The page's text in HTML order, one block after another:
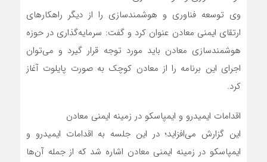
وی توسعه فناوری و هوشمندسازی را از دیگر راهکارهای
ارتقای ایمنی معادن عنوان کرد و گفت: سرمایه‌گذاری در حوزه
هوشمندسازی معادن باید مورد توجه قرار گیرد و می‌توان
اجرای این برنامه را از معادن کوچک به صورت پایلوت آغاز
کرد.
اقدامات ایمیدرو و ایمپاسکو در زمینه ایمنی معادن
این گزارش می‌افزاید؛ در این جلسه به اقدامات ایمیدرو و
ایمپاسکو در زمینه ایمنی معادن اشاره شد که از جمله آن‌‌ها